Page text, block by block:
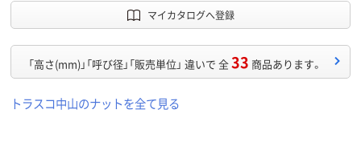
マイカタログへ登録
「高さ(mm)」「呼び径」「販売単位」 違いで 全33 商品あります。
トラスコ中山のナットを全て見る